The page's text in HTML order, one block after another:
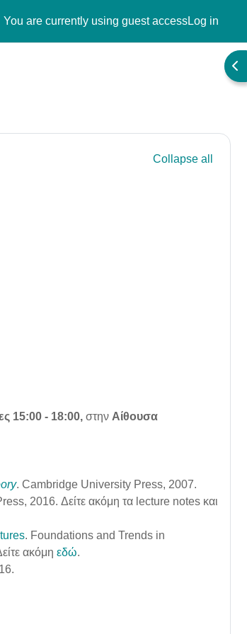
You are currently using guest accessLog in
Collapse all
15:00 - 18:00, στην Αίθουσα
. Cambridge University Press, 2007.
2016. Δείτε ακόμη τα lecture notes και
. Foundations and Trends in
ακόμη εδώ.